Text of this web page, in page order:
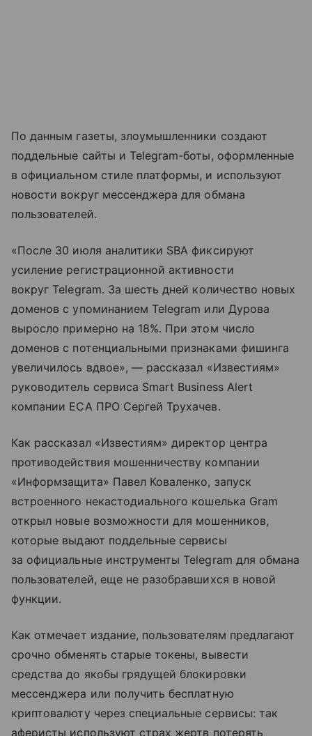
По данным газеты, злоумышленники создают
поддельные сайты и Telegram-боты, оформленные
в официальном стиле платформы, и используют
новости вокруг мессенджера для обмана
пользователей.
«После 30 июля аналитики SBA фиксируют
усиление регистрационной активности
вокруг Telegram. За шесть дней количество новых
доменов с упоминанием Telegram или Дурова
выросло примерно на 18%. При этом число
доменов с потенциальными признаками фишинга
увеличилось вдвое», — рассказал «Известиям»
руководитель сервиса Smart Business Alert
компании ЕСА ПРО Сергей Трухачев.
Как рассказал «Известиям» директор центра
противодействия мошенничеству компании
«Информзащита» Павел Коваленко, запуск
встроенного некастодиального кошелька Gram
открыл новые возможности для мошенников,
которые выдают поддельные сервисы
за официальные инструменты Telegram для обмана
пользователей, еще не разобравшихся в новой
функции.
Как отмечает издание, пользователям предлагают
срочно обменять старые токены, вывести
средства до якобы грядущей блокировки
мессенджера или получить бесплатную
криптовалюту через специальные сервисы: так
аферисты используют страх жертв потерять